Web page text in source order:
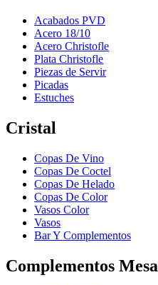
Acabados PVD
Acero 18/10
Acero Christofle
Plata Christofle
Piezas de Servir
Picadas
Estuches
Cristal
Copas De Vino
Copas De Coctel
Copas De Helado
Copas De Color
Vasos Color
Vasos
Bar Y Complementos
Complementos Mesa